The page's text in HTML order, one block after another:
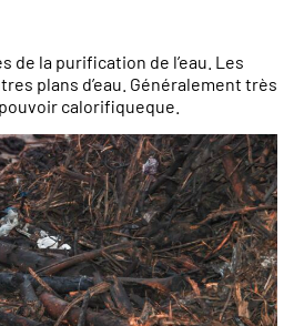
de la purification de l’eau. Les
plans d’eau. Généralement très
calorifiqueque.